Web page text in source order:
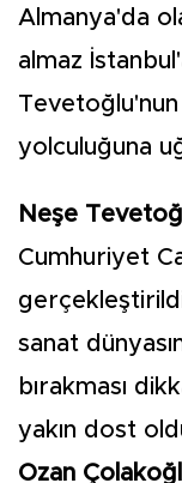
Almanya'da
almaz
yolculuğuna
Neşe
Cumhuriyet
sanat
bırakması
yakın dost
Ozan